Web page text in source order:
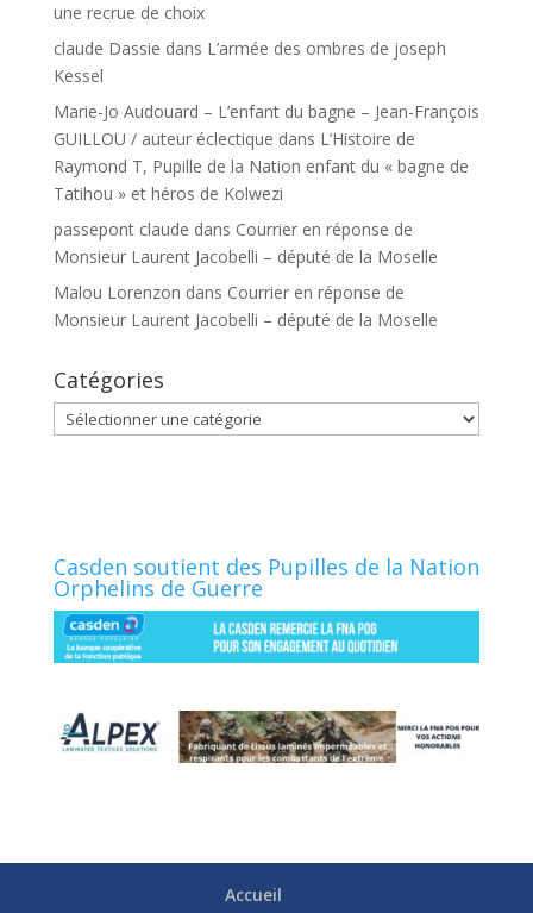
une recrue de choix
claude Dassie dans L’armée des ombres de joseph
Kessel
Marie-Jo Audouard – L’enfant du bagne – Jean-François
GUILLOU / auteur éclectique dans L’Histoire de
Raymond T, Pupille de la Nation enfant du « bagne de
Tatihou » et héros de Kolwezi
passepont claude dans Courrier en réponse de
Monsieur Laurent Jacobelli – député de la Moselle
Malou Lorenzon dans Courrier en réponse de
Monsieur Laurent Jacobelli – député de la Moselle
Catégories
Catégories
Casden soutient des Pupilles de la Nation
Orphelins de Guerre
Accueil